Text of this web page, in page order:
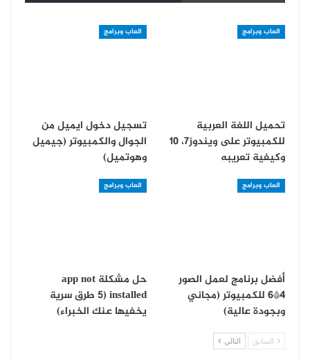
العاب وبرامج
تحميل اللغة العربية
للكمبيوتر على ويندوز7، 10
وكيفية تعريبه
العاب وبرامج
تسجيل دخول ايميل من
الجوال والكمبيوتر (جيميل
وهوتميل)
العاب وبرامج
أفضل برنامج لعمل الصور
4*6 للكمبيوتر (مجاني
وبجودة عالية)
العاب وبرامج
حل مشكلة app not
installed (5 طرق سرية
يخفيها عنك الخبراء)
السابق التالي